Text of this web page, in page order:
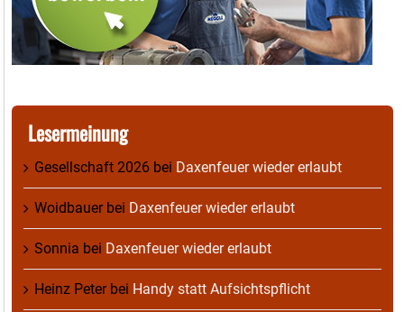
Lesermeinung
Gesellschaft 2026 bei Daxenfeuer wieder erlaubt
Woidbauerbei Daxenfeuer wieder erlaubt
Sonnia bei Daxenfeuer wieder erlaubt
Heinz Peterbei Handy statt Aufsichtspflicht